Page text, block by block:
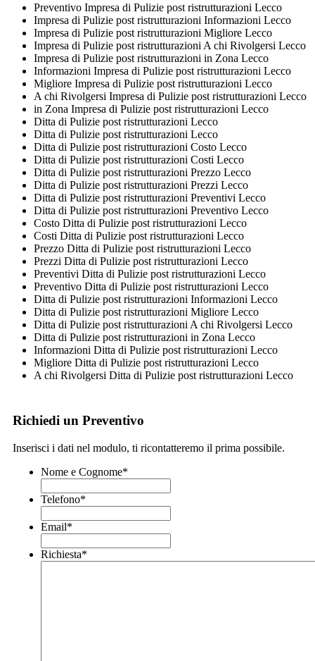
Preventivo Impresa di Pulizie post ristrutturazioni Lecco
Impresa di Pulizie post ristrutturazioni Informazioni Lecco
Impresa di Pulizie post ristrutturazioni Migliore Lecco
Impresa di Pulizie post ristrutturazioni A chi Rivolgersi Lecco
Impresa di Pulizie post ristrutturazioni in Zona Lecco
Informazioni Impresa di Pulizie post ristrutturazioni Lecco
Migliore Impresa di Pulizie post ristrutturazioni Lecco
A chi Rivolgersi Impresa di Pulizie post ristrutturazioni Lecco
in Zona Impresa di Pulizie post ristrutturazioni Lecco
Ditta di Pulizie post ristrutturazioni Lecco
Ditta di Pulizie post ristrutturazioni Lecco
Ditta di Pulizie post ristrutturazioni Costo Lecco
Ditta di Pulizie post ristrutturazioni Costi Lecco
Ditta di Pulizie post ristrutturazioni Prezzo Lecco
Ditta di Pulizie post ristrutturazioni Prezzi Lecco
Ditta di Pulizie post ristrutturazioni Preventivi Lecco
Ditta di Pulizie post ristrutturazioni Preventivo Lecco
Costo Ditta di Pulizie post ristrutturazioni Lecco
Costi Ditta di Pulizie post ristrutturazioni Lecco
Prezzo Ditta di Pulizie post ristrutturazioni Lecco
Prezzi Ditta di Pulizie post ristrutturazioni Lecco
Preventivi Ditta di Pulizie post ristrutturazioni Lecco
Preventivo Ditta di Pulizie post ristrutturazioni Lecco
Ditta di Pulizie post ristrutturazioni Informazioni Lecco
Ditta di Pulizie post ristrutturazioni Migliore Lecco
Ditta di Pulizie post ristrutturazioni A chi Rivolgersi Lecco
Ditta di Pulizie post ristrutturazioni in Zona Lecco
Informazioni Ditta di Pulizie post ristrutturazioni Lecco
Migliore Ditta di Pulizie post ristrutturazioni Lecco
A chi Rivolgersi Ditta di Pulizie post ristrutturazioni Lecco
Richiedi un Preventivo
Inserisci i dati nel modulo, ti ricontatteremo il prima possibile.
Nome e Cognome*
Telefono*
Email*
Richiesta*